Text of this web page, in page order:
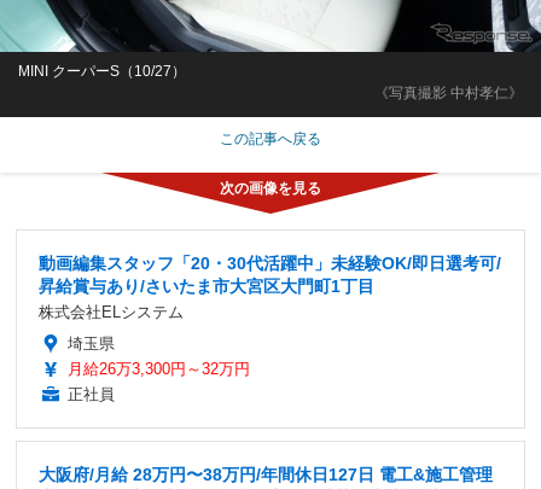
《写真撮影 中村孝仁》
MINI クーパーS（10/27）
この記事へ戻る
動画編集スタッフ「20・30代活躍中」未経験OK/即日選考可/
昇給賞与あり/さいたま市大宮区大門町1丁目
株式会社ELシステム
埼玉県
月給26万3,300円～32万円
正社員
大阪府/月給 28万円〜38万円/年間休日127日 電工&施工管理